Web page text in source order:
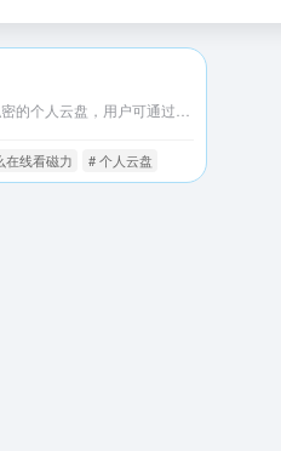
在线看磁力 # 个人云盘